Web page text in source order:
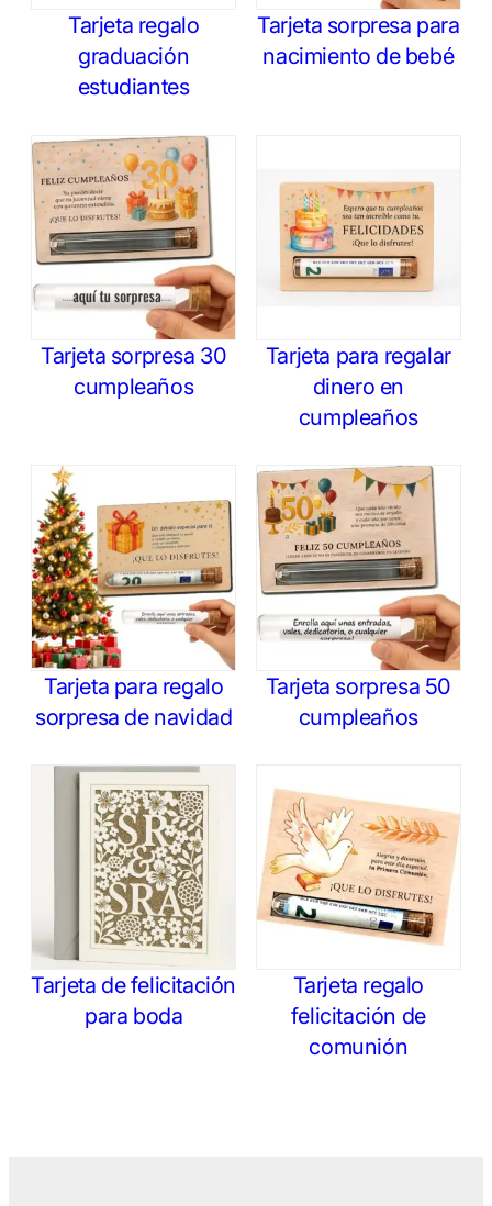
Tarjeta regalo
graduación
estudiantes
Tarjeta sorpresa para
nacimiento de bebé
Tarjeta sorpresa 30
cumpleaños
Tarjeta para regalar
dinero en
cumpleaños
Tarjeta para regalo
sorpresa de navidad
Tarjeta sorpresa 50
cumpleaños
Tarjeta de felicitación
para boda
Tarjeta regalo
felicitación de
comunión